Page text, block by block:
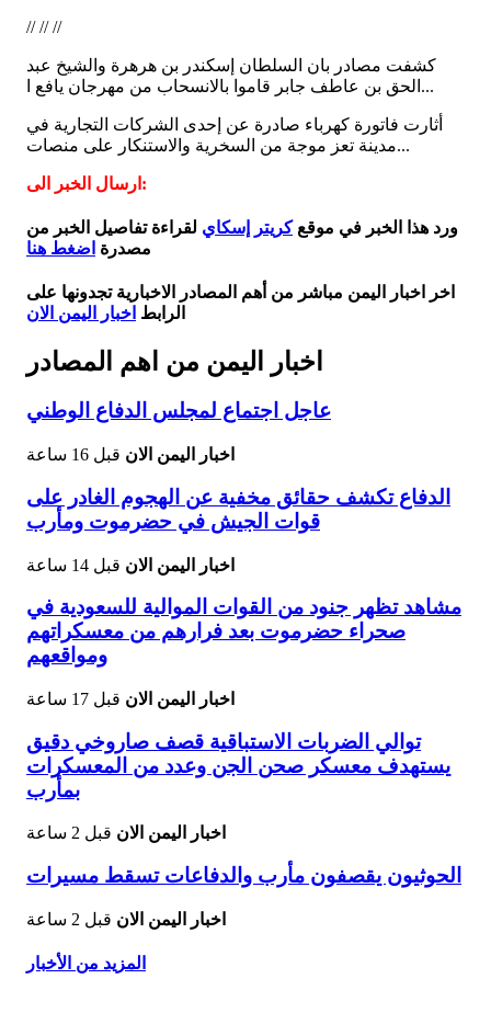
// // //
كشفت مصادر بان السلطان إسكندر بن هرهرة والشيخ عبد
الحق بن عاطف جابر قاموا بالانسحاب من مهرجان يافع ا...
أثارت فاتورة كهرباء صادرة عن إحدى الشركات التجارية في
مدينة تعز موجة من السخرية والاستنكار على منصات...
ارسال الخبر الى:
ورد هذا الخبر في موقعكريتر إسكاي لقراءة تفاصيل الخبر من
مصدرة اضغط هنا
اخر اخبار اليمن مباشر من أهم المصادر الاخبارية تجدونها على
الرابط اخبار اليمن الان
اخبار اليمن من اهم المصادر
عاجل اجتماع لمجلس الدفاع الوطني
اخبار اليمن الان قبل 16 ساعة
الدفاع تكشف حقائق مخفية عن الهجوم الغادر على
قوات الجيش في حضرموت ومأرب
اخبار اليمن الان قبل 14 ساعة
مشاهد تظهر جنود من القوات الموالية للسعودية في
صحراء حضرموت بعد فرارهم من معسكراتهم
ومواقعهم
اخبار اليمن الان قبل 17 ساعة
توالي الضربات الاستباقية قصف صاروخي دقيق
يستهدف معسكر صحن الجن وعدد من المعسكرات
بمأرب
اخبار اليمن الان قبل 2 ساعة
الحوثيون يقصفون مأرب والدفاعات تسقط مسيرات
اخبار اليمن الان قبل 2 ساعة
المزيد من الأخبار